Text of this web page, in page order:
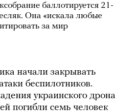
баллотируется 21-
Она «искала любые
за мир
начали закрывать
беспилотников.
украинского дрона
погибли семь человек